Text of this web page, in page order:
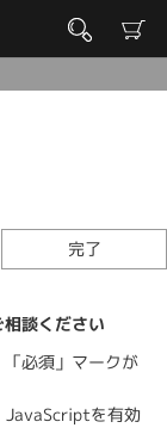
完了
談ください
必須」マークが
JavaScriptを有効